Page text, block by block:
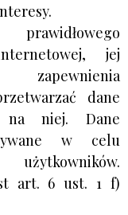
jej
dane
na niej. Dane
w celu
użytkowników.
art. 6 ust. 1 f)